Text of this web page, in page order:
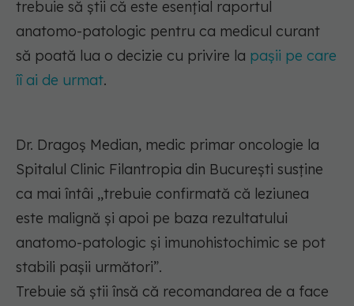
trebuie să știi că este esențial raportul
anatomo-patologic pentru ca medicul curant
să poată lua o decizie cu privire la pașii pe care
îî ai de urmat.
Dr. Dragoș Median, medic primar oncologie la
Spitalul Clinic Filantropia din București susține
ca mai întâi ,,trebuie confirmată că leziunea
este malignă și apoi pe baza rezultatului
anatomo-patologic și imunohistochimic se pot
stabili pașii următori”.
Trebuie să știi însă că recomandarea de a face